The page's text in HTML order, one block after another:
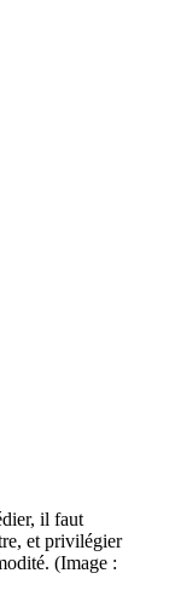
il faut
et privilégier
(Image :